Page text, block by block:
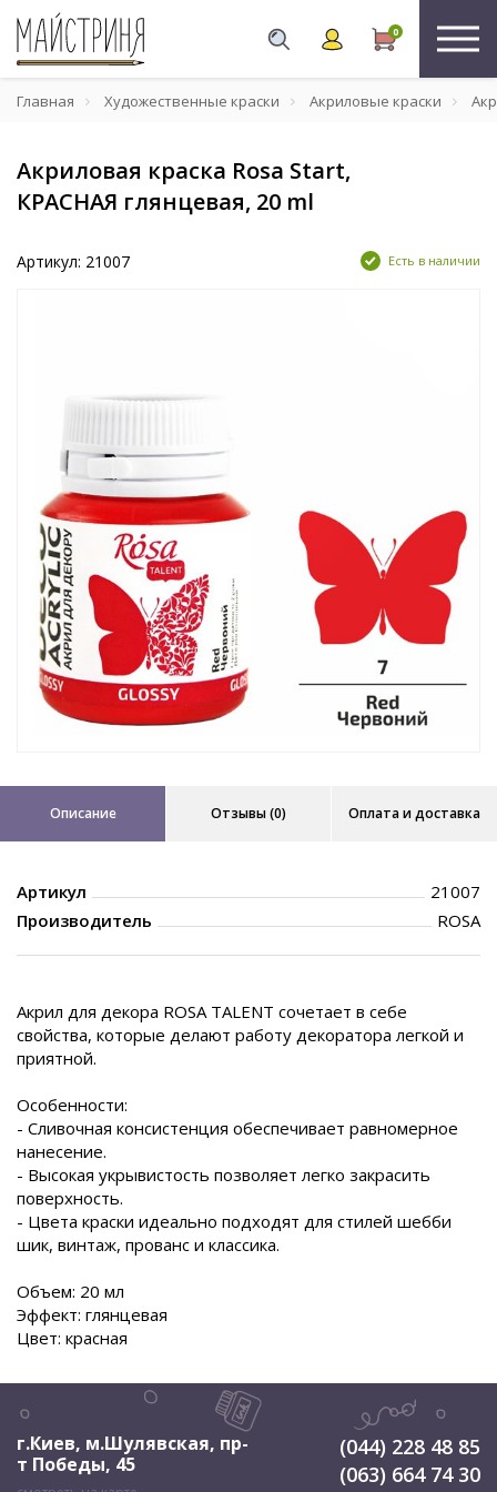
0
Главная Художественные краски Акриловые краски
Акриловая краска Rosa Start,
КРАСНАЯ глянцевая, 20 ml
Артикул: 21007 Есть в наличии
Описание Отзывы (0) Оплата и доставка
Артикул
21007
Производитель
ROSA
Акрил для декора ROSA TALENT сочетает в себе
свойства, которые делают работу декоратора легкой и
приятной.
Особенности:
- Сливочная консистенция обеспечивает равномерное
нанесение.
- Высокая укрывистость позволяет легко закрасить
поверхность.
- Цвета краски идеально подходят для стилей шебби
шик, винтаж, прованс и классика.
Объем: 20 мл
Эффект: глянцевая
Цвет: красная
г.Киев, м.Шулявская, пр-
т Победы, 45
(044) 228 48 85
(063) 664 74 30